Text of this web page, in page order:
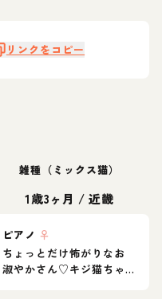
リンクをコピー
雑種（ミックス猫）
1歳3ヶ月 /近畿
ピアノ ♀
ちょっとだけ怖がりなお
淑やかさん♡キジ猫ちゃ